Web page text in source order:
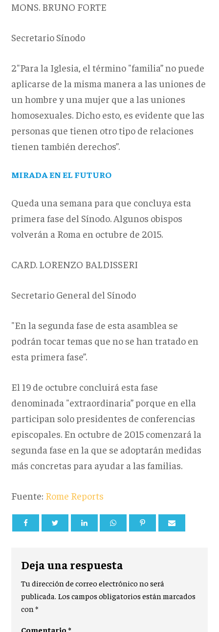
MONS. BRUNO FORTE
Secretario Sínodo
2"Para la Iglesia, el término "familia” no puede
aplicarse de la misma manera a las uniones de
un hombre y una mujer que a las uniones
homosexuales. Dicho esto, es evidente que las
personas que tienen otro tipo de relaciones
tienen también derechos”.
MIRADA EN EL FUTURO
Queda una semana para que concluya esta
primera fase del Sínodo. Algunos obispos
volverán a Roma en octubre de 2015.
CARD. LORENZO BALDISSERI
Secretario General del Sínodo
"En la segunda fase de esta asamblea se
podrán tocar temas que no se han tratado en
esta primera fase”.
El 19 de octubre concluirá esta fase
denominada "extraordinaria” porque en ella
participan solo presidentes de conferencias
episcopales. En octubre de 2015 comenzará la
segunda fase en la que se adoptarán medidas
más concretas para ayudar a las familias.
Fuente: Rome Reports
Deja una respuesta
Tu dirección de correo electrónico no será
publicada. Los campos obligatorios están marcados
con*
Comentario*